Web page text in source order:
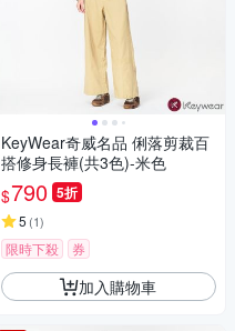
KeyWear奇威名品 俐落剪裁百
搭修身長褲(共3色)-米色
$790 5折
5 (1)
限時下殺 券
加入購物車